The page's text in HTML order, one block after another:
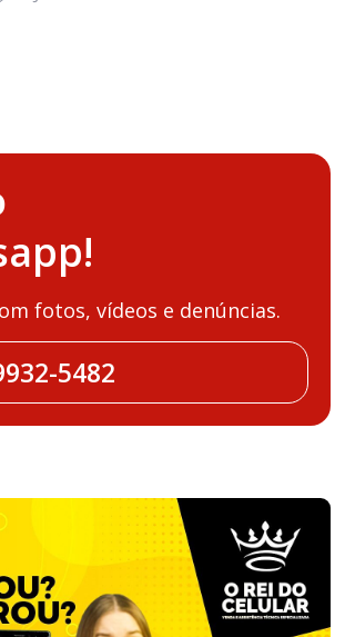
fotos, vídeos e denúncias.
5482